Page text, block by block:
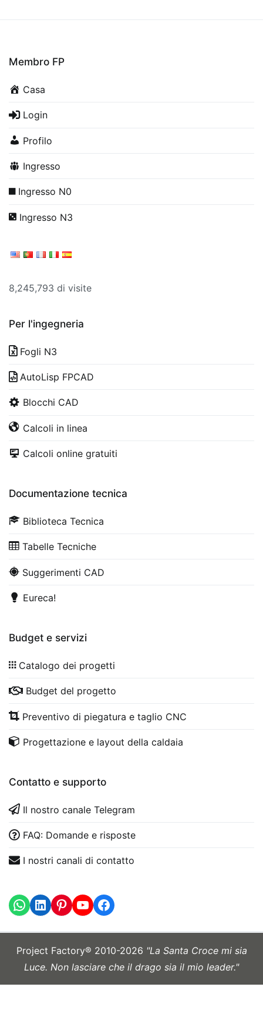
Membro FP
Casa
Login
Profilo
Ingresso
Ingresso N0
Ingresso N3
8,245,793 di visite
Per l'ingegneria
Fogli N3
AutoLisp FPCAD
Blocchi CAD
Calcoli in linea
Calcoli online gratuiti
Documentazione tecnica
Biblioteca Tecnica
Tabelle Tecniche
Suggerimenti CAD
Eureca!
Budget e servizi
Catalogo dei progetti
Budget del progetto
Preventivo di piegatura e taglio CNC
Progettazione e layout della caldaia
Contatto e supporto
Il nostro canale Telegram
FAQ: Domande e risposte
I nostri canali di contatto
WhatsApp
LinkedInhttps://
Project Factory® 2010-2026 "La Santa Croce mi sia
Luce. Non lasciare che il drago sia il mio leader."